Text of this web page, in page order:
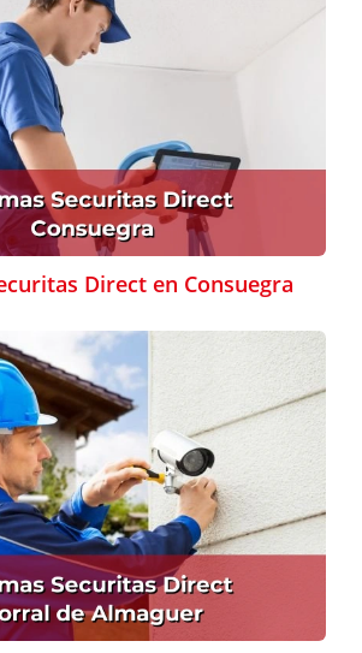
Direct en Consuegra